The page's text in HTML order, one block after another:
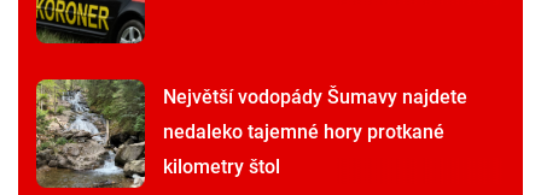
Největší vodopády Šumavy najdete
nedaleko tajemné hory protkané
kilometry štol